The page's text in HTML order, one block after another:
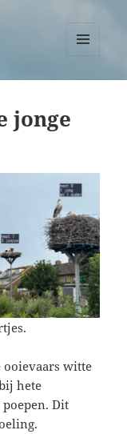
jonge
ooievaars witte
hete
Dit